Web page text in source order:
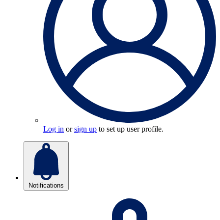
Log in orsign up to set up user profile.
Notifications